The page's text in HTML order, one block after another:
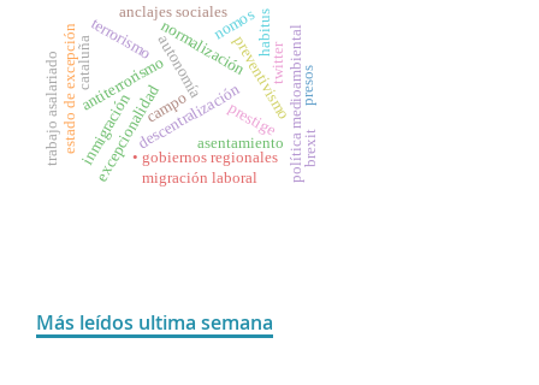
autonomía
descentralización
• gobiernos regionales política medioambiental
prestige
antiterrorismo
estado de excepciónexcepcionalidad
normalizaciónpreventivismo
terrorismo
anclajes sociales
asentamiento brexit
migración laboral
inmigración
twitter
presos
trabajo asalariado cataluña
campo
habitus
nomos
Más leídos ultima semana